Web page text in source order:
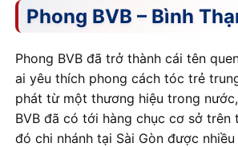
Phong BVB – Bình
Phong BVB đã trở thành cái tên
ai yêu thích phong cách tóc trẻ
phát từ một thương hiệu trong
BVB đã có tới hàng chục cơ sở trên
đó chi nhánh tại Sài Gòn được